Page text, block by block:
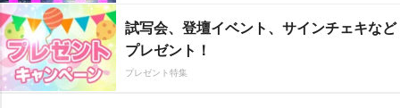
試写会、登壇イベント、サインチェキなど
プレゼント！
プレゼント特集